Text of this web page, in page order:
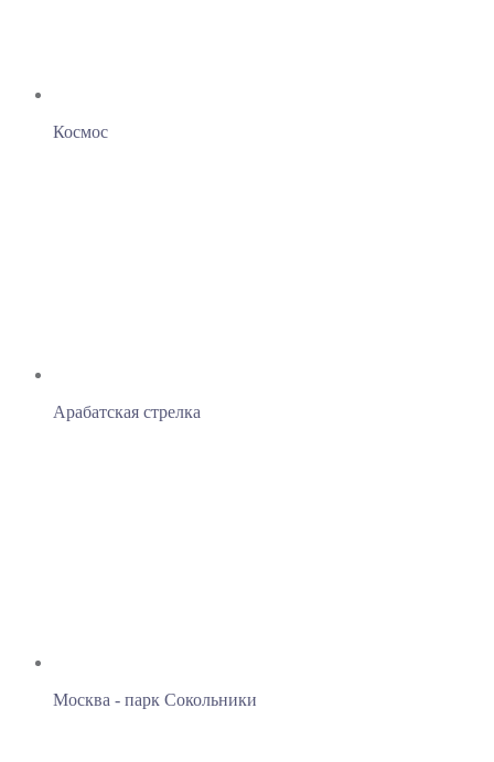
Космос
Арабатская стрелка
Москва - парк Сокольники